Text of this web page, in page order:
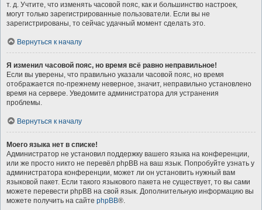
т. д. Учтите, что изменять часовой пояс, как и большинство настроек,
могут только зарегистрированные пользователи. Если вы не
зарегистрированы, то сейчас удачный момент сделать это.
Вернуться к началу
Я изменил часовой пояс, но время всё равно неправильное!
Если вы уверены, что правильно указали часовой пояс, но время
отображается по-прежнему неверное, значит, неправильно установлено
время на сервере. Уведомите администратора для устранения
проблемы.
Вернуться к началу
Моего языка нет в списке!
Администратор не установил поддержку вашего языка на конференции,
или же просто никто не перевёл phpBB на ваш язык. Попробуйте узнать у
администратора конференции, может ли он установить нужный вам
языковой пакет. Если такого языкового пакета не существует, то вы сами
можете перевести phpBB на свой язык. Дополнительную информацию вы
можете получить на сайте phpBB®.